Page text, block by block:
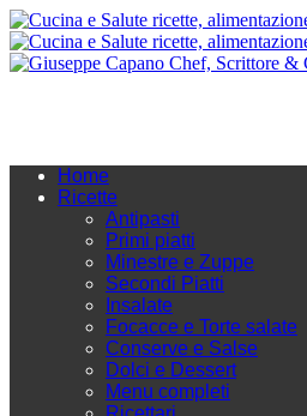
Home
Ricette
Antipasti
Primi piatti
Minestre e Zuppe
Secondi Piatti
Insalate
Focacce e Torte salate
Conserve e Salse
Dolci e Dessert
Menu completi